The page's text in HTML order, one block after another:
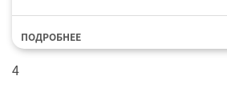
ПОДРОБНЕЕ
4